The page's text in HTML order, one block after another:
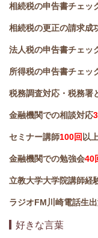
相続税の申告書チェッ
相続税の更正の請求成
法人税の申告書チェッ
所得税の申告書チェッ
税務調査対応・税務署
金融機関での相談対応
セミナー講師100回 以
金融機関での勉強会40
立教大学大学院講師経
ラジオFM川崎電話生出
好きな言葉